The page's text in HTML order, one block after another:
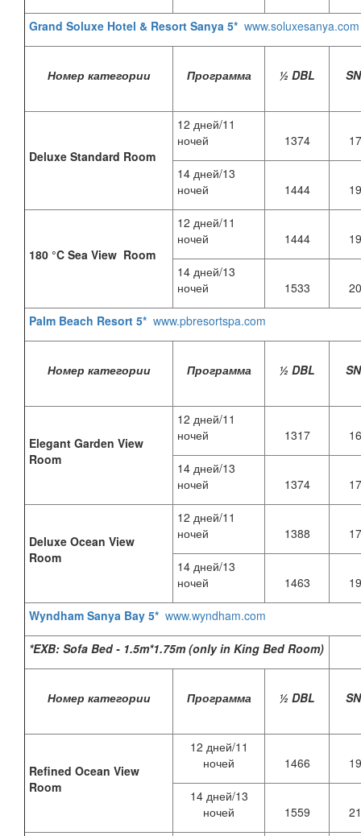
Grand Soluxe Hotel & Resort Sanya 5* www.soluxesanya.com
Номер категории Программа ½ DBL
Deluxe Standard Room
12 дней/11
ночей
1374
14 дней/13
ночей
1444
180 °C Sea View Room
12 дней/11
ночей
1444
14 дней/13
ночей
1533
Palm Beach Resort 5* www.pbresortspa.com
Номер категории Программа ½ DBL
Elegant Garden View
Room
12 дней/11
ночей
1317
14 дней/13
ночей
1374
Deluxe Ocean View
Room
12 дней/11
ночей
1388
14 дней/13
ночей
1463
Wyndham Sanya Bay 5* www.wyndham.com
*EXB: Sofa Bed - 1.5m*1.75m (only in King Bed Room)
Номер категории Программа ½ DBL
Refined Ocean View
Room
12 дней/11
ночей
1466
14 дней/13
ночей
1559